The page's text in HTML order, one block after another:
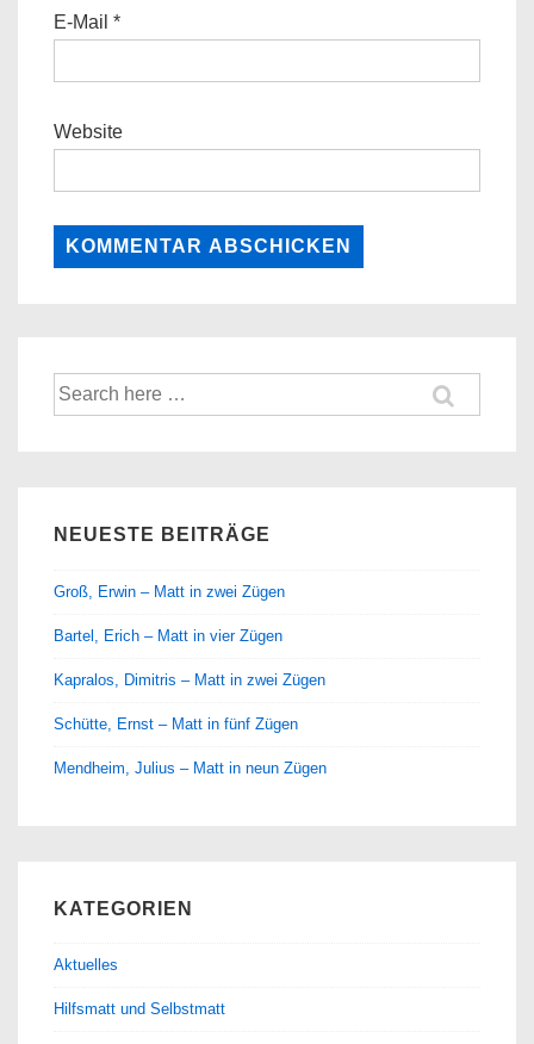
E-Mail *
Website
Suche
nach:
NEUESTE BEITRÄGE
Groß, Erwin – Matt in zwei Zügen
Bartel, Erich – Matt in vier Zügen
Kapralos, Dimitris – Matt in zwei Zügen
Schütte, Ernst – Matt in fünf Zügen
Mendheim, Julius – Matt in neun Zügen
KATEGORIEN
Aktuelles
Hilfsmatt und Selbstmatt